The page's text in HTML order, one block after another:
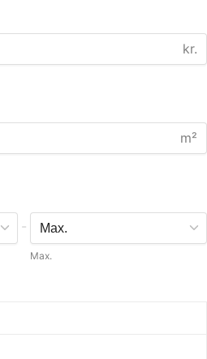
kr.
m²
-
Max.